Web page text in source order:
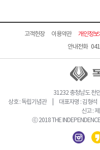
고객헌장 이용약관 개인정보
안내전화
31232 충청남도 천
상호 : 독립기념관 | 대표자명 : 김형
신고 :
ⓒ 2018 THE INDEPENDENCE